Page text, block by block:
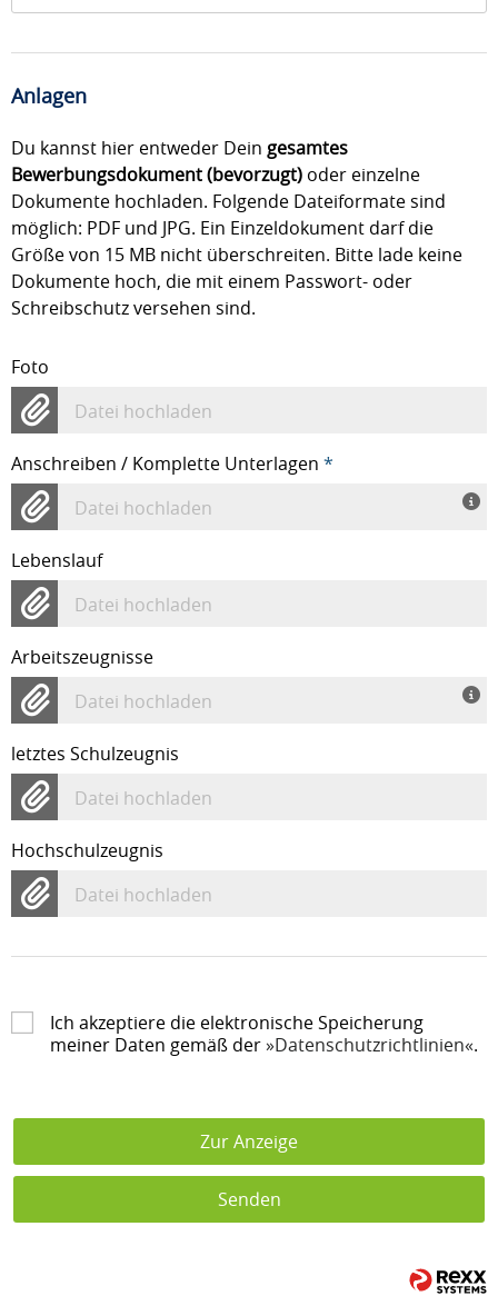
Anlagen
Du kannst hier entweder Dein gesamtes
Bewerbungsdokument (bevorzugt) oder einzelne
Dokumente hochladen. Folgende Dateiformate sind
möglich: PDF und JPG. Ein Einzeldokument darf die
Größe von 15 MB nicht überschreiten. Bitte lade keine
Dokumente hoch, die mit einem Passwort- oder
Schreibschutz versehen sind.
Foto
Datei hochladen
Anschreiben / Komplette Unterlagen *
Datei hochladen
Lebenslauf
Datei hochladen
Arbeitszeugnisse
Datei hochladen
letztes Schulzeugnis
Datei hochladen
Hochschulzeugnis
Datei hochladen
Ich akzeptiere die elektronische Speicherung
meiner Daten gemäß der Datenschutzrichtlinien .
Zur Anzeige
Senden